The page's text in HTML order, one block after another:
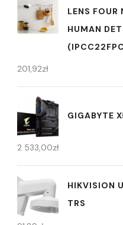
LENS FOUR
HUMAN
201,92zł
GIGABYTE
2 533,00zł
HIKVISION
TRS